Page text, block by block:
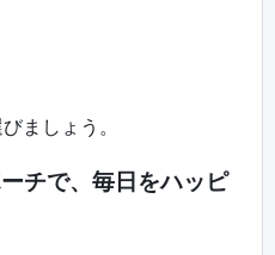
ましょう。
チで、毎日をハッピ